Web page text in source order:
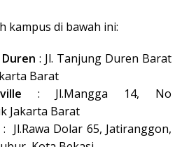
kampus di bawah ini:
: Jl. Tanjung Duren Barat
Barat
: Jl.Mangga 14, No
Jakarta Barat
: Jl.Rawa Dolar 65, Jatiranggon,